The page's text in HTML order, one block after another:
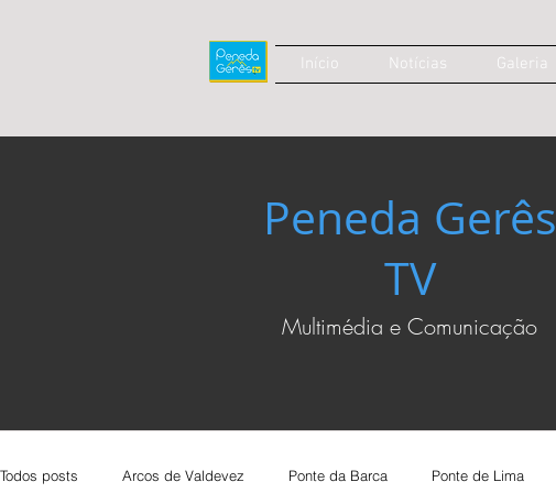
Início Notícias Galeria
Peneda Gerês
TV
Multimédia e Comunicação
Todos posts Arcos de Valdevez Ponte da Barca Ponte de Lima